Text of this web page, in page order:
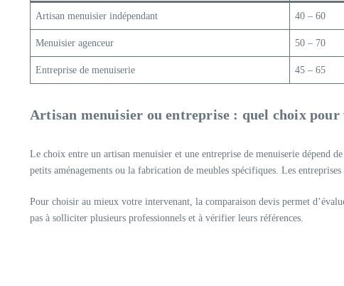
Artisan menuisier indépendant 40 – 60
Menuisier agenceur 50 – 70
Entreprise de menuiserie 45 – 65
Artisan menuisier ou entreprise : quel choix pour
Le choix entre un artisan menuisier et une entreprise de menuiserie dépend
petits aménagements ou la fabrication de meubles spécifiques. Les
Pour choisir au mieux votre intervenant, la comparaison devis permet
pas à solliciter plusieurs professionnels et à vérifier leurs références.